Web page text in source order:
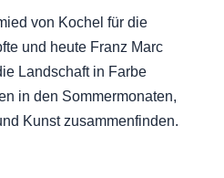
von Kochel für die
und heute Franz Marc
Landschaft in Farbe
in den Sommermonaten,
Kunst zusammenfinden.